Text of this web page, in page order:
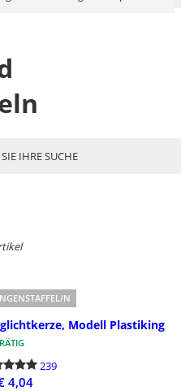
IHRE SUCHE
N
Modell Plastiking
239
4,04